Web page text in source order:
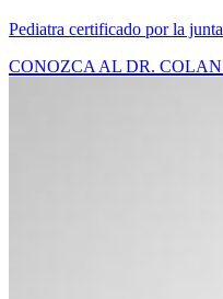
Pediatra certificado por la junta
CONOZCA AL DR. COLAN